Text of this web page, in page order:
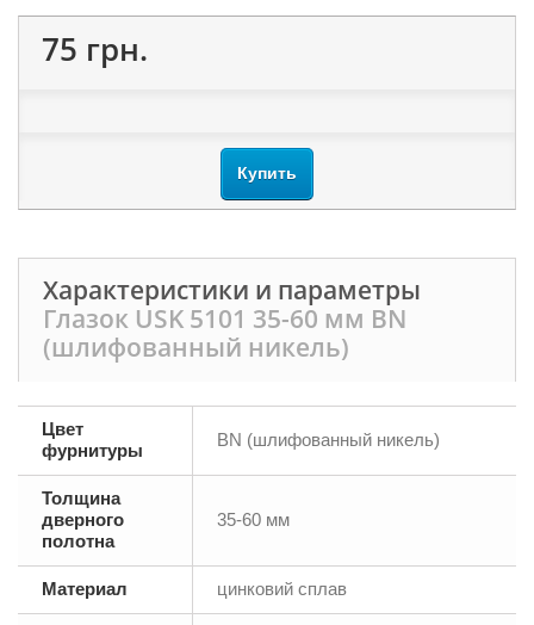
75 грн.
Купить
Характеристики и параметры
Глазок USK 5101 35-60 мм BN
(шлифованный никель)
Цвет
фурнитуры
BN (шлифованный никель)
Толщина
дверного
полотна
35-60 мм
Материал цинковий сплав